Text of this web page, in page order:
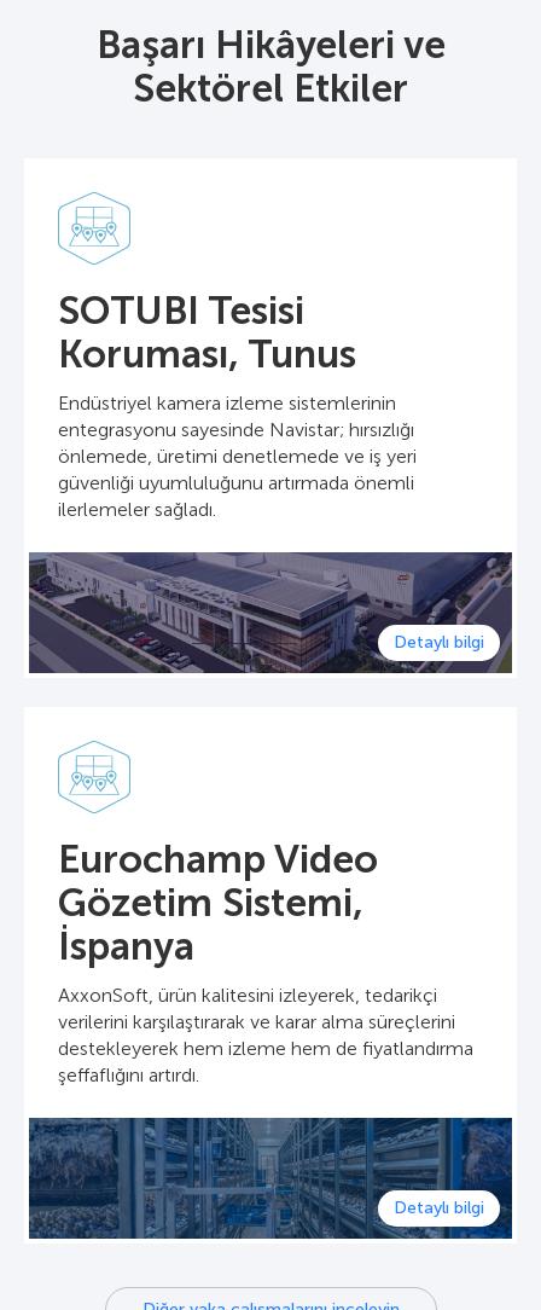
Başarı Hikâyeleri ve
Sektörel Etkiler
SOTUBI Tesisi
Koruması, Tunus
Endüstriyel kamera izleme sistemlerinin
entegrasyonu sayesinde Navistar; hırsızlığı
önlemede, üretimi denetlemede ve iş yeri
güvenliği uyumluluğunu artırmada önemli
ilerlemeler sağladı.
Detaylı bilgi
Eurochamp Video
Gözetim Sistemi,
İspanya
AxxonSoft, ürün kalitesini izleyerek, tedarikçi
verilerini karşılaştırarak ve karar alma süreçlerini
destekleyerek hem izleme hem de fiyatlandırma
şeffaflığını artırdı.
Detaylı bilgi